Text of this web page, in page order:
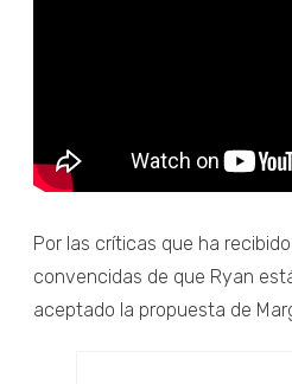
Por las críticas que ha
convencidas de que Ryan
aceptado la propuesta de